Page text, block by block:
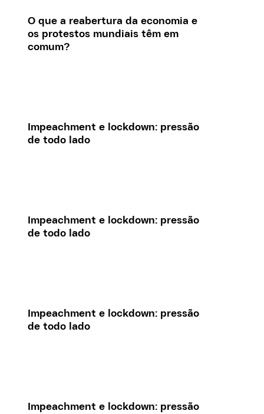
O que a reabertura da economia e
os protestos mundiais têm em
comum?
Impeachment e lockdown: pressão
de todo lado
Impeachment e lockdown: pressão
de todo lado
Impeachment e lockdown: pressão
de todo lado
Impeachment e lockdown: pressão